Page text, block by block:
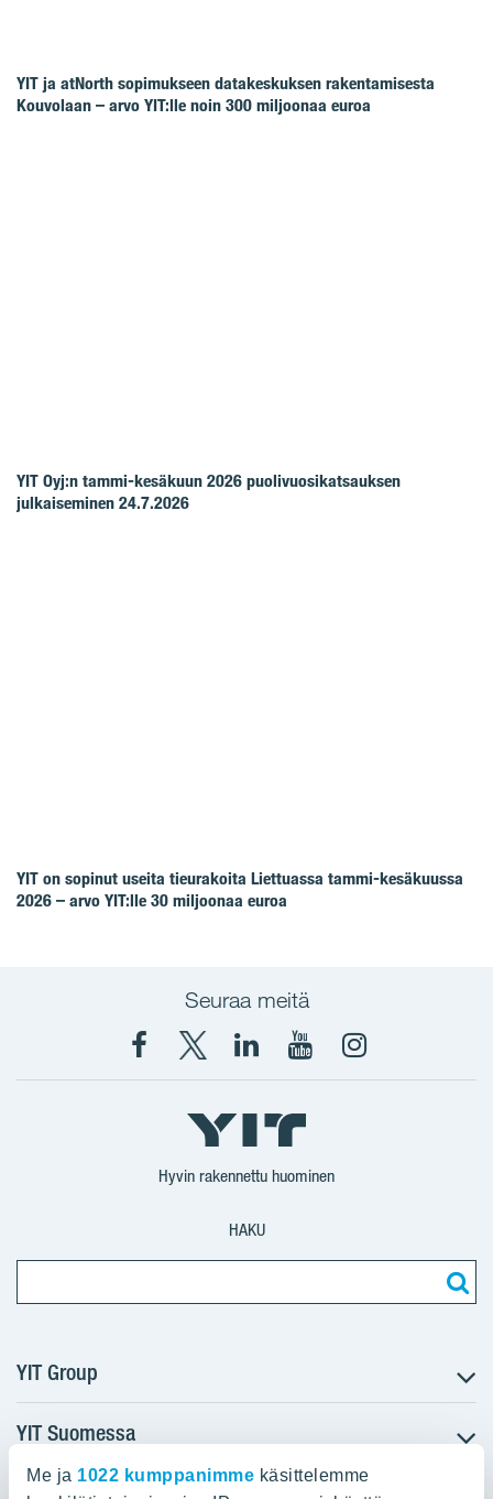
Me ja 1022 kumppanimme käsittelemme
YIT ja atNorth sopimukseen datakeskuksen rakentamisesta
Kouvolaan – arvo YIT:lle noin 300 miljoonaa euroa
YIT Oyj:n tammi-kesäkuun 2026 puolivuosikatsauksen
julkaiseminen 24.7.2026
YIT on sopinut useita tieurakoita Liettuassa tammi-kesäkuussa
2026 – arvo YIT:lle 30 miljoonaa euroa
Seuraa meitä
Facebook
X
YIT
Suomi
YIT
Corporation
YIT
Corporation
Instagram
Hyvin rakennettu huominen
HAKU
YIT Group
Tietoa YIT:stä
Töihin meille
YIT Suomessa
Myytävät asunnot
YIT:n pääkonttori